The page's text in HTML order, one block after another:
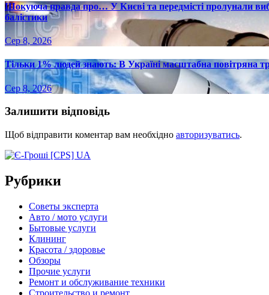
Шокуюча правда про… У Києві та передмісті пролунали
балістики
Сер 8, 2026
Тільки 1% людей знають: В Україні масштабна повітряна
Сер 8, 2026
Залишити відповідь
Щоб відправити коментар вам необхідно авторизуватись.
Рубрики
Советы эксперта
Авто / мото услуги
Бытовые услуги
Клининг
Красота / здоровье
Обзоры
Прочие услуги
Ремонт и обслуживание техники
Строительство и ремонт